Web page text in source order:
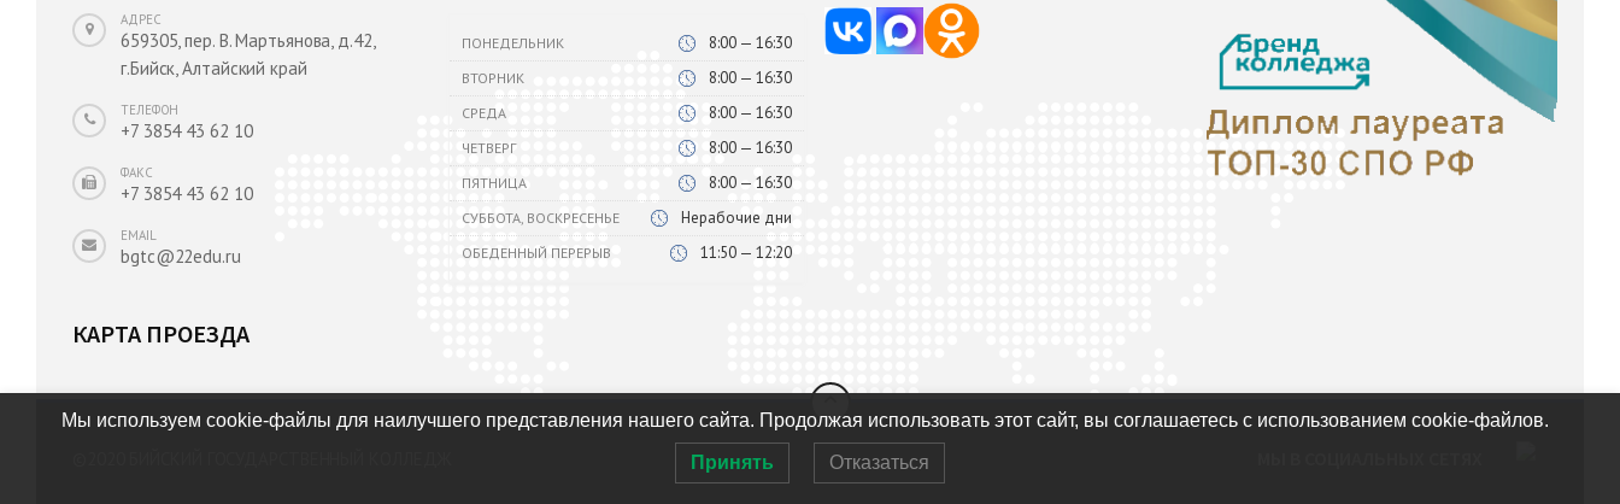
АДРЕС
659305, пер. В. Мартьянова, д.42,
г.Бийск, Алтайский край
ТЕЛЕФОН
+7 3854 43 62 10
ФАКС
+7 3854 43 62 10
EMAIL
bgtc@22edu.ru
ПОНЕДЕЛЬНИК 8:00 — 16:30
ВТОРНИК 8:00 — 16:30
СРЕДА 8:00 — 16:30
ЧЕТВЕРГ 8:00 — 16:30
ПЯТНИЦА 8:00 — 16:30
СУББОТА, ВОСКРЕСЕНЬЕ Нерабочие дни
ОБЕДЕННЫЙ ПЕРЕРЫВ 11:50 — 12:20
КАРТА ПРОЕЗДА
Мы используем cookie-файлы для наилучшего представления нашего сайта. Продолжая использовать этот сайт, вы соглашаетесь с использованием cookie-файлов.
Принять Отказаться